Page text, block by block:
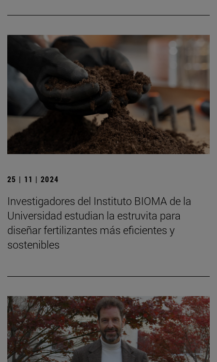
25 | 11 | 2024
Investigadores del Instituto BIOMA de la
Universidad estudian la estruvita para
diseñar fertilizantes más eficientes y
sostenibles